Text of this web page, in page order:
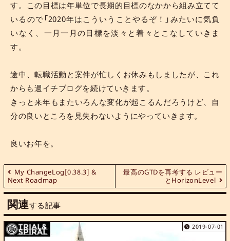
す。この目標は年単位で長期的目標のなかから組み立てて
いるので「2020年はこういうことやるぞ！」みたいに気負
いなく、一月一月の目標を淡々と着々とこなしていきま
す。
途中、転職活動と案件が忙しくお休みもしましたが、これ
からも週イチブログを続けていきます。
きっと来年もまたいろんな変化が起こるんだろうけど、自
分の良いところを見失わないようにやっていきます。
良いお年を。
My ChangeLog[0.38.3] &
Next Roadmap
最高のGTDを再考する レビュー
とHorizonLevel
関連する記事
2019-07-01